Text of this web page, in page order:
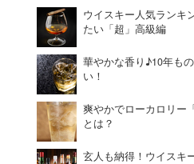
ウイスキー人気ランキ
たい「超」高級編
華やかな香り♪10年も
い！
爽やかでローカロリー
とは？
玄人も納得！ウイスキ